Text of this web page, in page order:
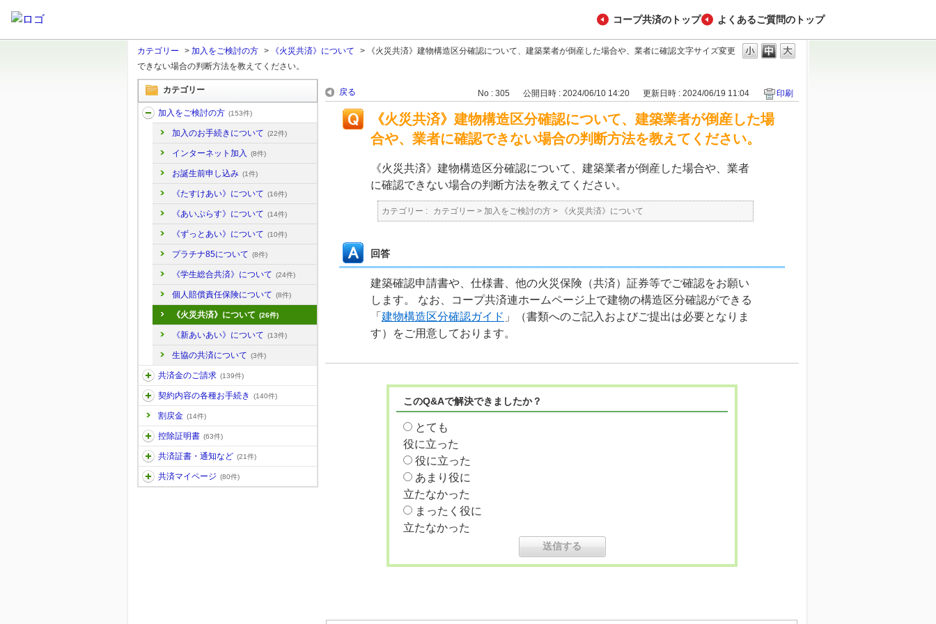
コープ共済のトップ よくあるご質問のトップ
文字サイズ変更
カテゴリー > 加入をご検討の方 > 《火災共済》について >
《火災共済》建物構造区分確認について、建築業者が倒産した場合や、業者に確認
できない場合の判断方法を教えてください。
カテゴリー
加入をご検討の方 (153件)
加入のお手続きについて (22件)
インターネット加入 (8件)
お誕生前申し込み (1件)
《たすけあい》について (16件)
《あいぷらす》について (14件)
《ずっとあい》について (10件)
プラチナ85について (8件)
《学生総合共済》について (24件)
個人賠償責任保険について (8件)
《火災共済》について (26件)
《新あいあい》について (13件)
生協の共済について (3件)
共済金のご請求 (139件)
契約内容の各種お手続き (140件)
割戻金 (14件)
控除証明書 (63件)
共済証書・通知など (21件)
共済マイページ (80件)
戻る No : 305 公開日時 : 2024/06/10 14:20 更新日時 : 2024/06/19 11:04 印刷
《火災共済》建物構造区分確認について、建築業者が倒産した場
合や、業者に確認できない場合の判断方法を教えてください。
《火災共済》建物構造区分確認について、建築業者が倒産した場合や、業者
に確認できない場合の判断方法を教えてください。
カテゴリー : カテゴリー > 加入をご検討の方 > 《火災共済》について
回答
建築確認申請書や、仕様書、他の火災保険（共済）証券等でご確認をお願い
します。 なお、コープ共済連ホームページ上で建物の構造区分確認ができる
「 建物構造区分確認ガイド 」（書類へのご記入およびご提出は必要となりま
す）をご用意しております。
このQ&Aで解決できましたか？
とても
役に立った
役に立った
あまり役に
立たなかった
まったく役に
立たなかった